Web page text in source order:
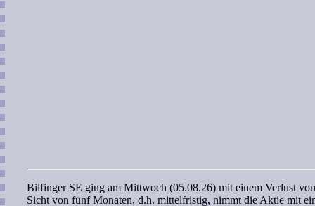
Bilfinger SE ging am Mittwoch (05.08.26) mit einem Verlust
Sicht von fünf Monaten, d.h. mittelfristig, nimmt die Aktie mit